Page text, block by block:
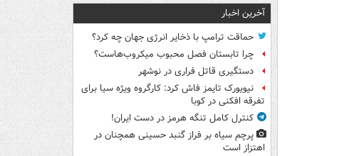
آخرین اخبار
حماقت ترامپ با ذخایر انرژی جهان چه کرد؟
چرا تابستان فصل محبوب میکروب‌هاست؟
دستگیری قاتل فراری در نوشهر
نیویورک تایمز فاش کرد: کارگروه ویژه سیا برای
تفرقه افکنی در کوبا
کنترل کامل تنگه هرمز در دست ایران!
پرچم سیاه بر فراز گنبد حسینی همچنان در
اهتزاز است